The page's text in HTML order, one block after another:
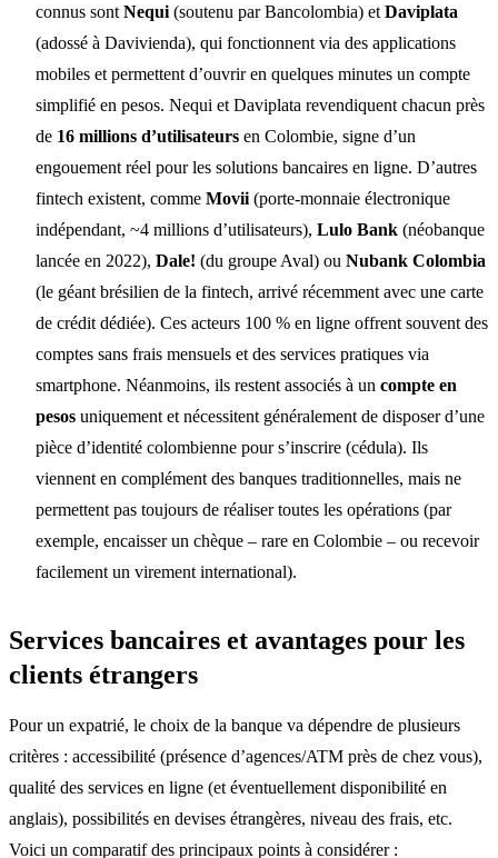
connus sont Nequi (soutenu par Bancolombia) et Daviplata
(adossé à Davivienda), qui fonctionnent via des applications
mobiles et permettent d’ouvrir en quelques minutes un compte
simplifié en pesos. Nequi et Daviplata revendiquent chacun près
de 16 millions d’utilisateurs en Colombie, signe d’un
engouement réel pour les solutions bancaires en ligne. D’autres
fintech existent, comme Movii (porte-monnaie électronique
indépendant, ~4 millions d’utilisateurs), Lulo Bank (néobanque
lancée en 2022), Dale! (du groupe Aval) ou Nubank Colombia
(le géant brésilien de la fintech, arrivé récemment avec une carte
de crédit dédiée). Ces acteurs 100 % en ligne offrent souvent des
comptes sans frais mensuels et des services pratiques via
smartphone. Néanmoins, ils restent associés à un compte en
pesos uniquement et nécessitent généralement de disposer d’une
pièce d’identité colombienne pour s’inscrire (cédula). Ils
viennent en complément des banques traditionnelles, mais ne
permettent pas toujours de réaliser toutes les opérations (par
exemple, encaisser un chèque – rare en Colombie – ou recevoir
facilement un virement international).
Services bancaires et avantages pour les
clients étrangers
Pour un expatrié, le choix de la banque va dépendre de plusieurs
critères : accessibilité (présence d’agences/ATM près de chez vous),
qualité des services en ligne (et éventuellement disponibilité en
anglais), possibilités en devises étrangères, niveau des frais, etc.
Voici un comparatif des principaux points à considérer :